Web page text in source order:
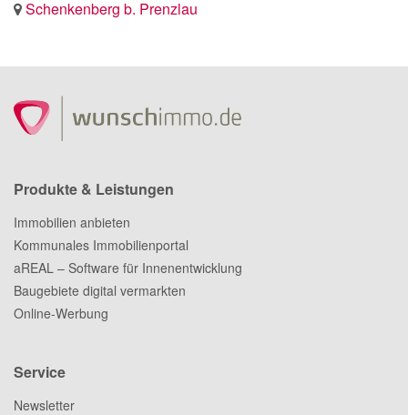
Schenkenberg b. Prenzlau
Produkte & Leistungen
Immobilien anbieten
Kommunales Immobilienportal
aREAL – Software für Innenentwicklung
Baugebiete digital vermarkten
Online-Werbung
Service
Newsletter